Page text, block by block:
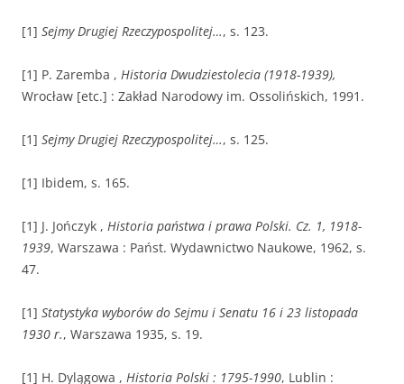
[1] Sejmy Drugiej Rzeczypospolitej…, s. 123.
[1] P. Zaremba , Historia Dwudziestolecia (1918-1939),
Wrocław [etc.] : Zakład Narodowy im. Ossolińskich, 1991.
[1] Sejmy Drugiej Rzeczypospolitej…, s. 125.
[1] Ibidem, s. 165.
[1] J. Jończyk , Historia państwa i prawa Polski. Cz. 1, 1918-
1939, Warszawa : Państ. Wydawnictwo Naukowe, 1962, s.
47.
[1] Statystyka wyborów do Sejmu i Senatu 16 i 23 listopada
1930 r., Warszawa 1935, s. 19.
[1] H. Dylągowa , Historia Polski : 1795-1990, Lublin :